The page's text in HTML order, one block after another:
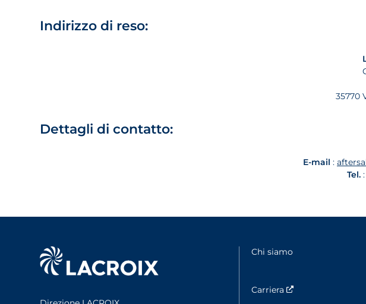
Indirizzo di reso:
35770
Dettagli di contatto:
E-mail :
Tel.:
Chi siamo
Carriera